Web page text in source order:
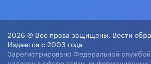
2026 © Все права защищены. Вести
Издается с 2003 года
Зарегистрировано Федеральной